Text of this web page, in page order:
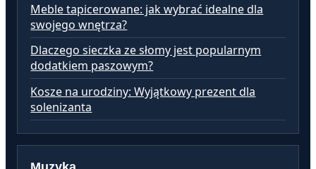
Meble tapicerowane: jak wybrać idealne dla
swojego wnętrza?
Dlaczego sieczka ze słomy jest popularnym
dodatkiem paszowym?
Kosze na urodziny: Wyjątkowy prezent dla
solenizanta